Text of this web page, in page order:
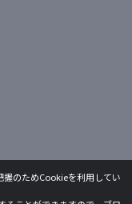
のためCookieを利用してい